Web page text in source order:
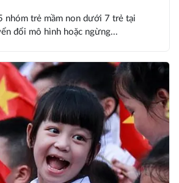
nhóm trẻ mầm non dưới 7 trẻ tại
đổi mô hình hoặc ngừng...